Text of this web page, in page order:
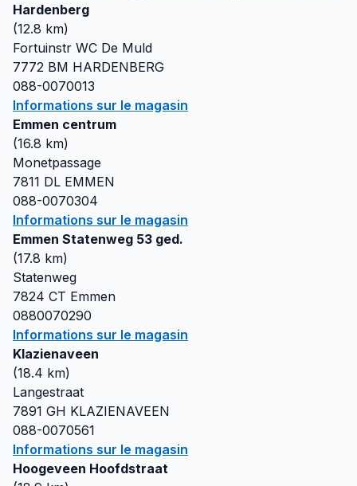
Hardenberg
(12.8 km)
Fortuinstr WC De Muld
7772 BM HARDENBERG
088-0070013
Informations sur le magasin
Emmen centrum
(16.8 km)
Monetpassage
7811 DL EMMEN
088-0070304
Informations sur le magasin
Emmen Statenweg 53 ged.
(17.8 km)
Statenweg
7824 CT Emmen
0880070290
Informations sur le magasin
Klazienaveen
(18.4 km)
Langestraat
7891 GH KLAZIENAVEEN
088-0070561
Informations sur le magasin
Hoogeveen Hoofdstraat